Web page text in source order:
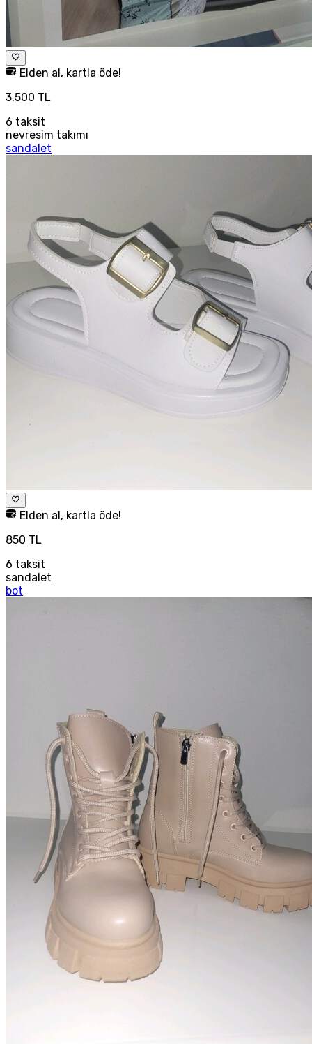
Elden al, kartla öde!
3.500 TL
6 taksit
nevresim takımı
sandalet
Elden al, kartla öde!
850 TL
6 taksit
sandalet
bot